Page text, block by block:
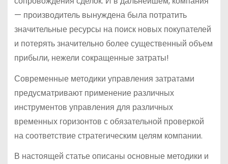
— производитель вынуждена была потратить
значительные ресурсы на поиск новых покупателей
и потерять значительно более существенный объем
прибыли, нежели сокращенные затраты!
Современные методики управления затратами
предусматривают применение различных
инструментов управления для различных
временных горизонтов с обязательной проверкой
на соответствие стратегическим целям компании.
В настоящей статье описаны основные методики и